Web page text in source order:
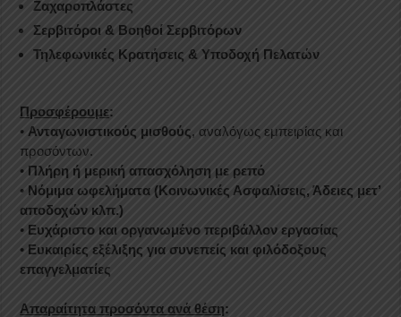
Ζαχαροπλάστες
Σερβιτόροι & Βοηθοί Σερβιτόρων
Τηλεφωνικές Κρατήσεις & Υποδοχή Πελατών
Προσφέρουμε:
• Ανταγωνιστικούς μισθούς, αναλόγως εμπειρίας και
προσόντων.
• Πλήρη ή μερική απασχόληση με ρεπό
• Νόμιμα ωφελήματα (Κοινωνικές Ασφαλίσεις, Άδειες μετ’
αποδοχών κλπ.)
• Ευχάριστο και οργανωμένο περιβάλλον εργασίας
• Ευκαιρίες εξέλιξης για συνεπείς και φιλόδοξους
επαγγελματίες
Απαραίτητα προσόντα ανά θέση: